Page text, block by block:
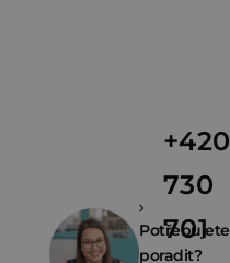
Potřebujete
poradit?
+420
730
701